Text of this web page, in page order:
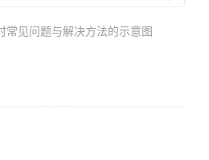
常见问题与解决方法的示意图